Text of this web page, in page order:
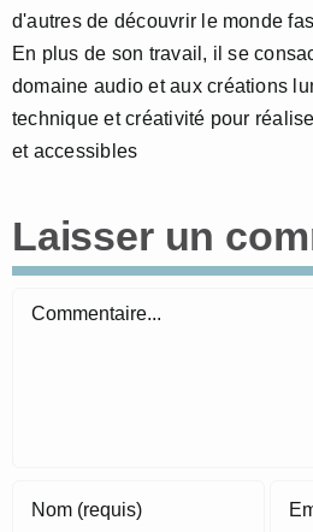
d'autres de découvrir le monde
En plus de son travail, il se
domaine audio et aux créations
technique et créativité pour
et accessibles
Laisser un
Commentaire